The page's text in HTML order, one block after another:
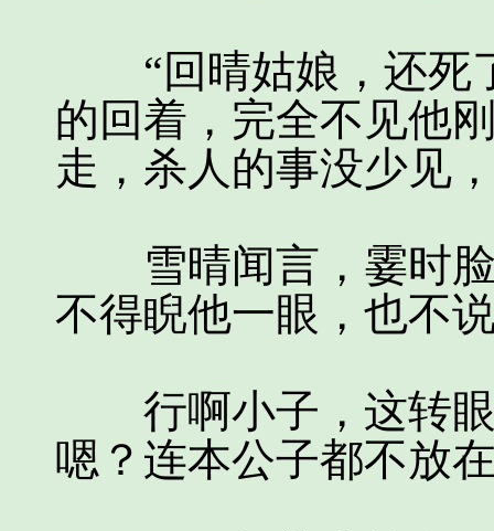
“回晴姑娘，还死
的回着，完全不见他
走，杀人的事没少见
雪晴闻言，霎时脸
不得睨他一眼，也不
行啊小子，这转眼
嗯？连本公子都不放